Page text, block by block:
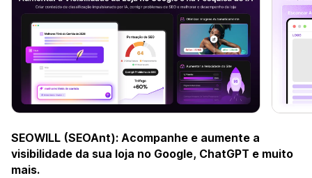
SEOWILL (SEOAnt): Acompanhe e aumente a
visibilidade da sua loja no Google, ChatGPT e muito
mais.